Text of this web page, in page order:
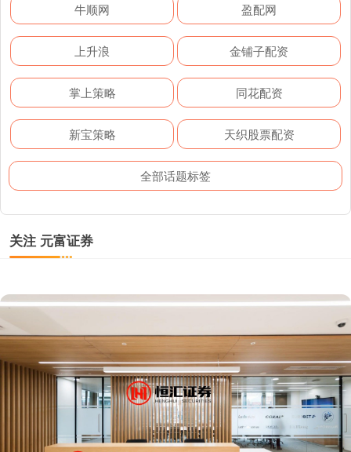
牛顺网 盈配网
上升浪 金铺子配资
掌上策略 同花配资
新宝策略 天织股票配资
全部话题标签
关注 元富证券